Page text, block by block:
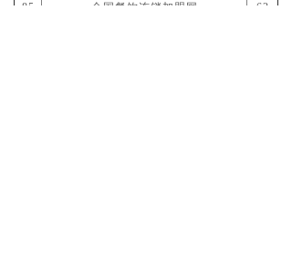
85
全国餐饮连锁加盟网
63